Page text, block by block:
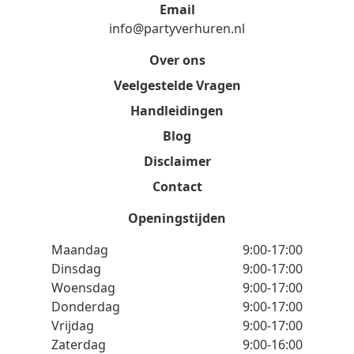
Email
info@partyverhuren.nl
Over ons
Veelgestelde Vragen
Handleidingen
Blog
Disclaimer
Contact
Openingstijden
Maandag
9:00-17:00
Dinsdag
9:00-17:00
Woensdag
9:00-17:00
Donderdag
9:00-17:00
Vrijdag
9:00-17:00
Zaterdag
9:00-16:00